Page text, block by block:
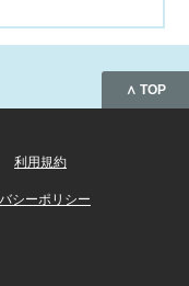
∧ TOP
利用規約
シーポリシー